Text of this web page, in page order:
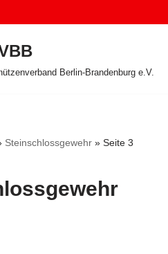
Berlin-Brandenburg e.V.
Steinschlossgewehr » Seite 3